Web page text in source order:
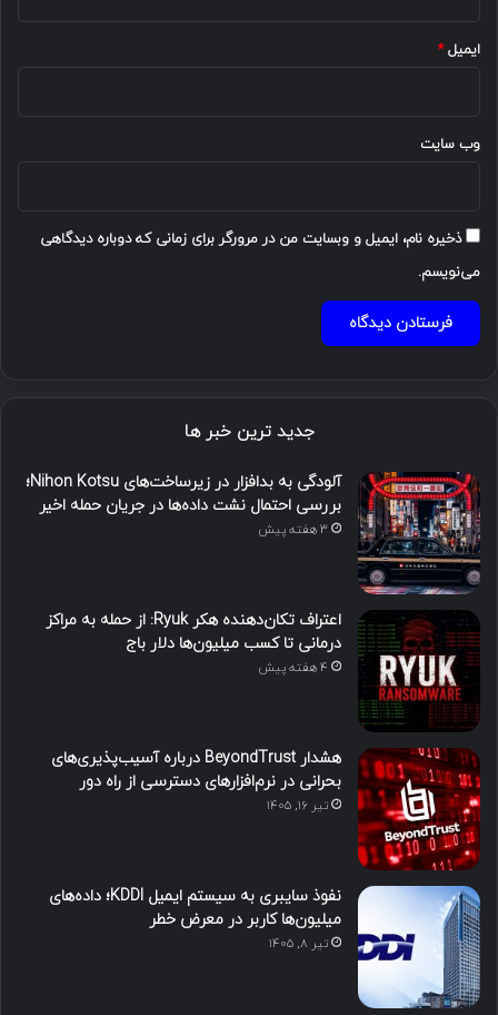
ایمیل*
وب‌ سایت
ذخیره نام، ایمیل و وبسایت من در مرورگر برای زمانی که دوباره دیدگاهی
می‌نویسم.
جدید ترین خبر ها
آلودگی به بدافزار در زیرساخت‌های Nihon Kotsu؛
بررسی احتمال نشت داده‌ها در جریان حمله اخیر
3 هفته پیش
اعتراف تکان‌دهنده هکر Ryuk: از حمله به مراکز
درمانی تا کسب میلیون‌ها دلار باج
4 هفته پیش
هشدار BeyondTrust درباره آسیب‌پذیری‌های
بحرانی در نرم‌افزارهای دسترسی از راه دور
تیر ۱۶, ۱۴۰۵
نفوذ سایبری به سیستم ایمیل KDDI؛ داده‌های
میلیون‌ها کاربر در معرض خطر
تیر ۸, ۱۴۰۵